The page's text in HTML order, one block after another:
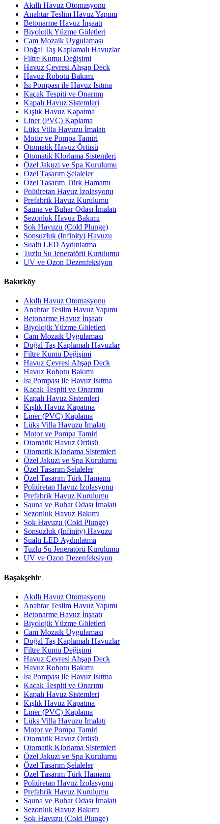
Akıllı Havuz Otomasyonu
Anahtar Teslim Havuz Yapımı
Betonarme Havuz İnşaatı
Biyolojik Yüzme Göletleri
Cam Mozaik Uygulaması
Doğal Taş Kaplamalı Havuzlar
Filtre Kumu Değişimi
Havuz Çevresi Ahşap Deck
Havuz Robotu Bakımı
Isı Pompası ile Havuz Isıtma
Kaçak Tespiti ve Onarımı
Kapalı Havuz Sistemleri
Kışlık Havuz Kapatma
Liner (PVC) Kaplama
Lüks Villa Havuzu İmalatı
Motor ve Pompa Tamiri
Otomatik Havuz Örtüsü
Otomatik Klorlama Sistemleri
Özel Jakuzi ve Spa Kurulumu
Özel Tasarım Şelaleler
Özel Tasarım Türk Hamamı
Poliüretan Havuz İzolasyonu
Prefabrik Havuz Kurulumu
Sauna ve Buhar Odası İmalatı
Sezonluk Havuz Bakımı
Şok Havuzu (Cold Plunge)
Sonsuzluk (Infinity) Havuzu
Sualtı LED Aydınlatma
Tuzlu Su Jeneratörü Kurulumu
UV ve Ozon Dezenfeksiyon
Bakırköy
Akıllı Havuz Otomasyonu
Anahtar Teslim Havuz Yapımı
Betonarme Havuz İnşaatı
Biyolojik Yüzme Göletleri
Cam Mozaik Uygulaması
Doğal Taş Kaplamalı Havuzlar
Filtre Kumu Değişimi
Havuz Çevresi Ahşap Deck
Havuz Robotu Bakımı
Isı Pompası ile Havuz Isıtma
Kaçak Tespiti ve Onarımı
Kapalı Havuz Sistemleri
Kışlık Havuz Kapatma
Liner (PVC) Kaplama
Lüks Villa Havuzu İmalatı
Motor ve Pompa Tamiri
Otomatik Havuz Örtüsü
Otomatik Klorlama Sistemleri
Özel Jakuzi ve Spa Kurulumu
Özel Tasarım Şelaleler
Özel Tasarım Türk Hamamı
Poliüretan Havuz İzolasyonu
Prefabrik Havuz Kurulumu
Sauna ve Buhar Odası İmalatı
Sezonluk Havuz Bakımı
Şok Havuzu (Cold Plunge)
Sonsuzluk (Infinity) Havuzu
Sualtı LED Aydınlatma
Tuzlu Su Jeneratörü Kurulumu
UV ve Ozon Dezenfeksiyon
Başakşehir
Akıllı Havuz Otomasyonu
Anahtar Teslim Havuz Yapımı
Betonarme Havuz İnşaatı
Biyolojik Yüzme Göletleri
Cam Mozaik Uygulaması
Doğal Taş Kaplamalı Havuzlar
Filtre Kumu Değişimi
Havuz Çevresi Ahşap Deck
Havuz Robotu Bakımı
Isı Pompası ile Havuz Isıtma
Kaçak Tespiti ve Onarımı
Kapalı Havuz Sistemleri
Kışlık Havuz Kapatma
Liner (PVC) Kaplama
Lüks Villa Havuzu İmalatı
Motor ve Pompa Tamiri
Otomatik Havuz Örtüsü
Otomatik Klorlama Sistemleri
Özel Jakuzi ve Spa Kurulumu
Özel Tasarım Şelaleler
Özel Tasarım Türk Hamamı
Poliüretan Havuz İzolasyonu
Prefabrik Havuz Kurulumu
Sauna ve Buhar Odası İmalatı
Sezonluk Havuz Bakımı
Şok Havuzu (Cold Plunge)